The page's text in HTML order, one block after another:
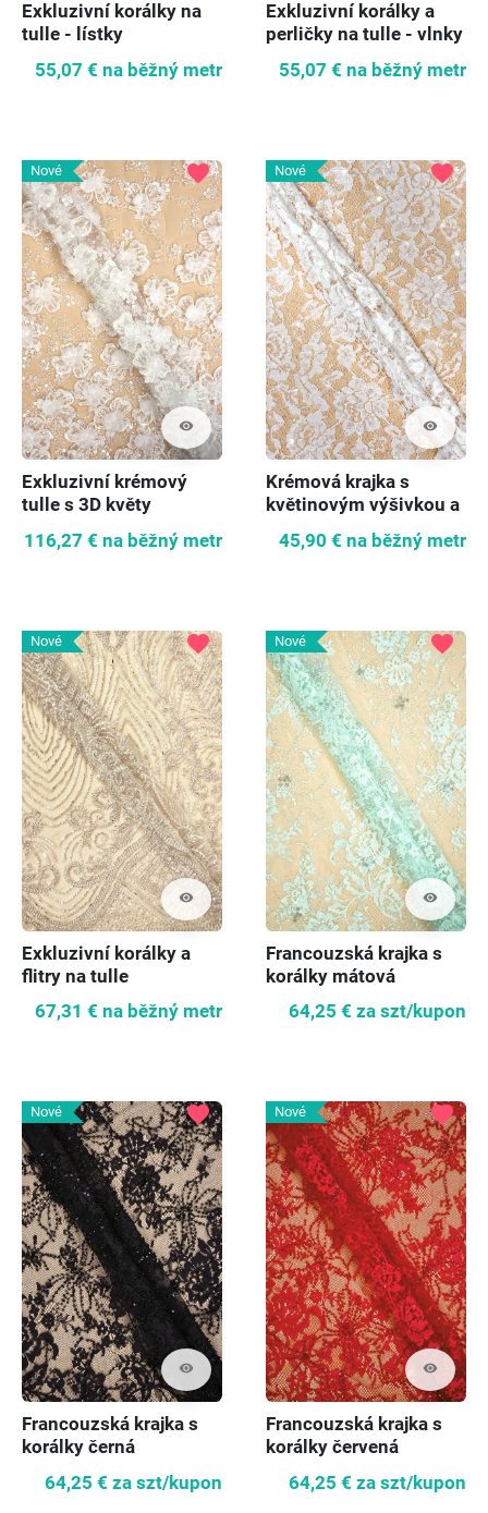
Exkluzivní korálky na
tulle - lístky
55,07 € na běžný metr
Exkluzivní korálky a
perličky na tulle - vlnky
55,07 € na běžný metr
Nové
visibility
favorite
Exkluzivní krémový
tulle s 3D květy
116,27 € na běžný metr
Nové
visibility
favorite
Krémová krajka s
květinovým výšivkou a
45,90 € na běžný metr
Nové
visibility
favorite
Exkluzivní korálky a
flitry na tulle
67,31 € na běžný metr
Nové
visibility
favorite
Francouzská krajka s
korálky mátová
64,25 € za szt/kupon
Nové
visibility
favorite
Francouzská krajka s
korálky černá
64,25 € za szt/kupon
Nové
visibility
favorite
Francouzská krajka s
korálky červená
64,25 € za szt/kupon